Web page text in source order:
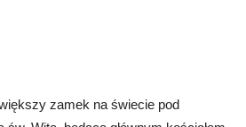
zamek na świecie pod